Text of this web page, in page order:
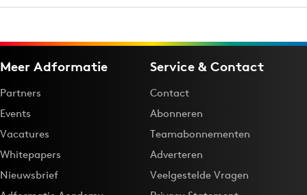
Meer Adformatie
Partners
Events
Vacatures
Whitepapers
Nieuwsbrief
Service & Contact
Contact
Abonneren
Teamabonnementen
Adverteren
Veelgestelde Vragen